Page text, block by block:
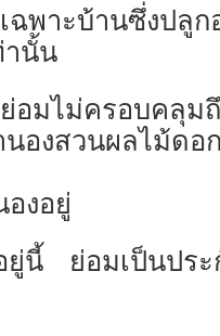
บ้านซึ่งปลูกอ
านั้น
ครอบคลุมถึง
องสวนผลไม้ดอ
งอยู่
นี้ ย่อมเป็นประ